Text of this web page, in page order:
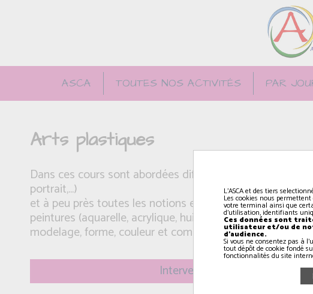
ASCA TOUTES NOS ACTIVITÉS PAR
Arts plastiques
Dans ces cours sont abordées différentes thématiques
portrait,...)
et à peu près toutes les notions et techniques d’arts
peintures (aquarelle, acrylique, huile), pastels gras et
modelage, forme, couleur et composition,
Intervenant(e): Ingrid
L'ASCA et des tiers
Les cookies nous
votre terminal ainsi que
d'utilisation, identifiants
Ces données sont
utilisateur et/ou de
d'audience.
Si vous ne consentez pas à
tout dépôt de cookie fondé
fonctionnalités du site